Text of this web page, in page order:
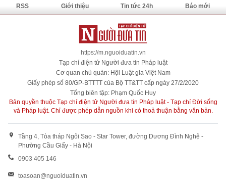
RSS Giới thiệu Tin tức 24h Báo mới
https://m.nguoiduatin.vn
Tạp chí điện tử Người đưa tin Pháp luật
Cơ quan chủ quản: Hội Luật gia Việt Nam
Giấy phép số 80/GP-BTTTT của Bộ TT&TT cấp ngày 27/2/2020
Tổng biên tập: Phạm Quốc Huy
Bản quyền thuộc Tạp chí điện tử Người đưa tin Pháp luật - Tạp chí Đời sống
và Pháp luật. Chỉ được phép dẫn nguồn khi có thoả thuận bằng văn bản.
Tầng 4, Tòa tháp Ngôi Sao - Star Tower, đường Dương Đình Nghệ -
Phường Cầu Giấy - Hà Nội
0903 405 146
toasoan@nguoiduatin.vn